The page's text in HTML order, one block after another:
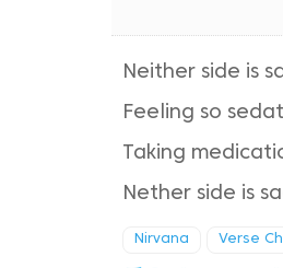
Neither side is
Feeling so
Taking
Nether side is
Nirvana Verse